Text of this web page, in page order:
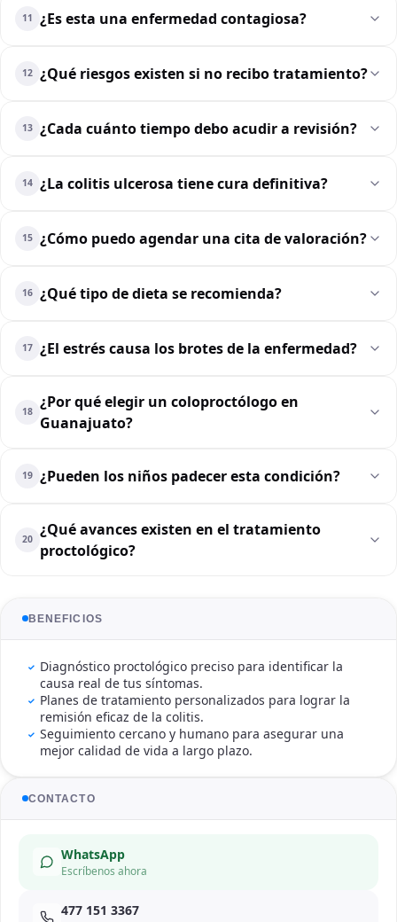
11 ¿Es esta una enfermedad contagiosa?
12 ¿Qué riesgos existen si no recibo tratamiento?
13 ¿Cada cuánto tiempo debo acudir a revisión?
14 ¿La colitis ulcerosa tiene cura definitiva?
15 ¿Cómo puedo agendar una cita de valoración?
16 ¿Qué tipo de dieta se recomienda?
17 ¿El estrés causa los brotes de la enfermedad?
18
¿Por qué elegir un coloproctólogo en
Guanajuato?
19 ¿Pueden los niños padecer esta condición?
20
¿Qué avances existen en el tratamiento
proctológico?
BENEFICIOS
Diagnóstico proctológico preciso para identificar la
causa real de tus síntomas.
Planes de tratamiento personalizados para lograr la
remisión eficaz de la colitis.
Seguimiento cercano y humano para asegurar una
mejor calidad de vida a largo plazo.
CONTACTO
WhatsApp
Escríbenos ahora
477 151 3367